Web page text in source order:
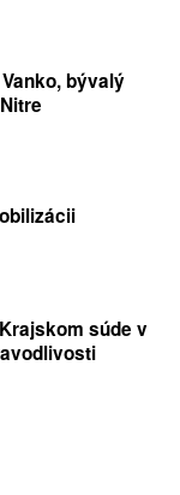
bývalý
súde v